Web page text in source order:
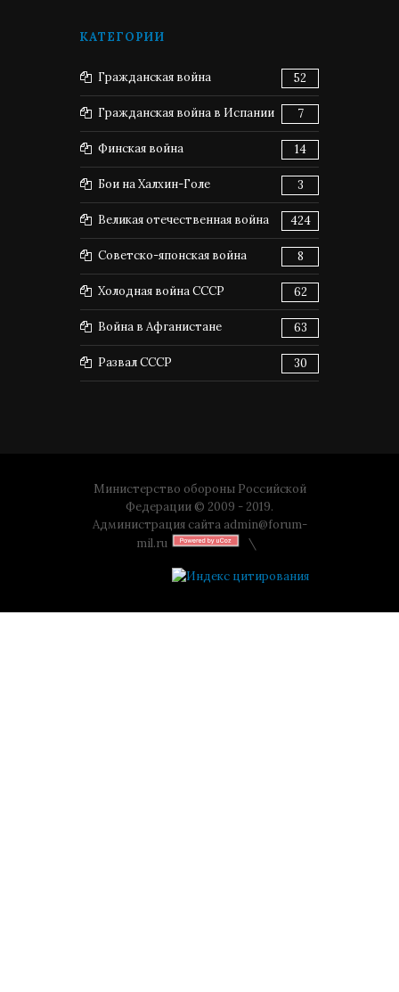
КАТЕГОРИИ
Гражданская война 52
Гражданская война в Испании 7
Финская война 14
Бои на Халхин-Голе 3
Великая отечественная война 424
Советско-японская война 8
Холодная война СССР 62
Война в Афганистане 63
Развал СССР 30
Министерство обороны Российской
Федерации © 2009 - 2019.
Администрация сайта admin@forum-
mil.ru